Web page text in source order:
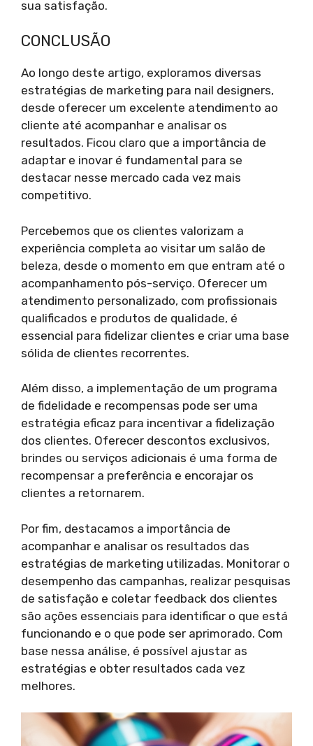
sua satisfação.
CONCLUSÃO
Ao longo deste artigo, exploramos diversas
estratégias de marketing para nail designers,
desde oferecer um excelente atendimento ao
cliente até acompanhar e analisar os
resultados. Ficou claro que a importância de
adaptar e inovar é fundamental para se
destacar nesse mercado cada vez mais
competitivo.
Percebemos que os clientes valorizam a
experiência completa ao visitar um salão de
beleza, desde o momento em que entram até o
acompanhamento pós-serviço. Oferecer um
atendimento personalizado, com profissionais
qualificados e produtos de qualidade, é
essencial para fidelizar clientes e criar uma base
sólida de clientes recorrentes.
Além disso, a implementação de um programa
de fidelidade e recompensas pode ser uma
estratégia eficaz para incentivar a fidelização
dos clientes. Oferecer descontos exclusivos,
brindes ou serviços adicionais é uma forma de
recompensar a preferência e encorajar os
clientes a retornarem.
Por fim, destacamos a importância de
acompanhar e analisar os resultados das
estratégias de marketing utilizadas. Monitorar o
desempenho das campanhas, realizar pesquisas
de satisfação e coletar feedback dos clientes
são ações essenciais para identificar o que está
funcionando e o que pode ser aprimorado. Com
base nessa análise, é possível ajustar as
estratégias e obter resultados cada vez
melhores.